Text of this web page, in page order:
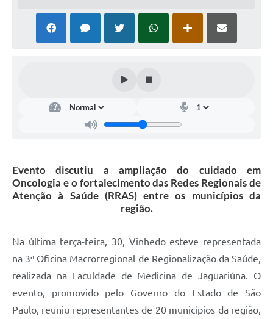
Contratos
Carta de Serviços
Contas Públicas
Serviços Online
Evento discutiu a ampliação do cuidado em
Oncologia e o fortalecimento das Redes Regionais de
Atenção à Saúde (RRAS) entre os municípios da
região.
Na última terça-feira, 30, Vinhedo esteve representada
na 3ª Oficina Macrorregional de Regionalização da Saúde,
realizada na Faculdade de Medicina de Jaguariúna. O
evento, promovido pelo Governo do Estado de São
Paulo, reuniu representantes de 20 municípios da região,